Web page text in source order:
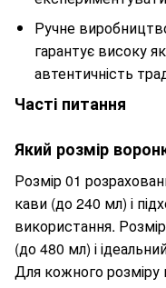
Ручне
гарантує високу
автентичність
Часті питання
Який розмір
Розмір 01
кави (до 240 мл) і
використання.
(до 480 мл) і
Для кожного розміру